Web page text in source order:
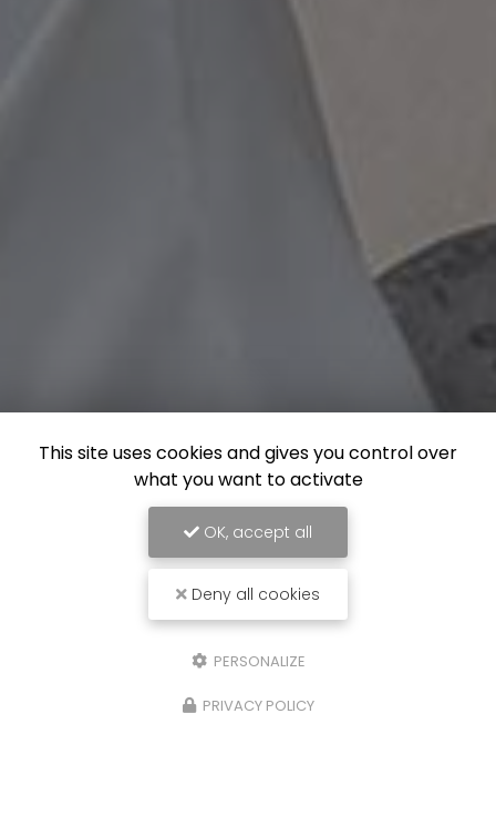
This site uses cookies and gives you control over
what you want to activate
OK, accept all
Deny all cookies
PERSONALIZE
PRIVACY POLICY